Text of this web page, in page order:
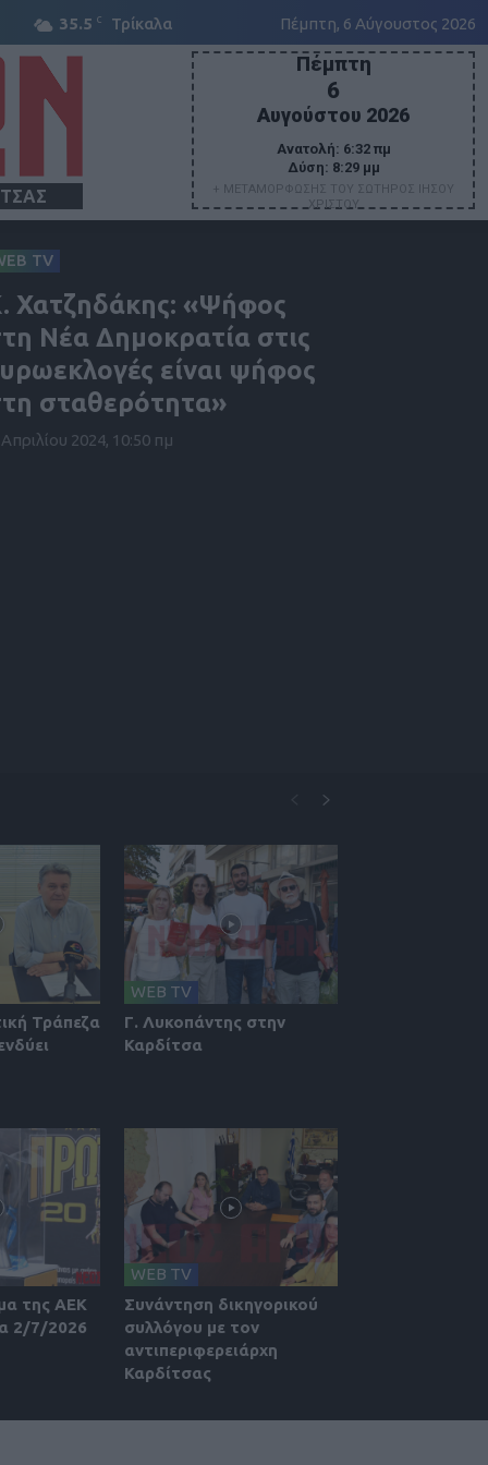
35.5 C Τρίκαλα Πέμπτη, 6 Αύγουστος 2026
Πέμπτη
6
Αυγούστου 2026
Ανατολή: 6:32 πμ
Δύση: 8:29 μμ
+ ΜΕΤΑΜΟΡΦΩΣΗΣ ΤΟΥ ΣΩΤΗΡΟΣ ΙΗΣΟΥ
ΧΡΙΣΤΟΥ
TV
Χατζηδάκης: «Ψήφος
Νέα Δημοκρατία στις
είναι ψήφος
σταθερότητα»
2024, 10:50 πμ
Τράπεζα
WEB TV
Γ. Λυκοπάντης στην
Καρδίτσα
της ΑΕΚ
2/7/2026
WEB TV
Συνάντηση δικηγορικού
συλλόγου με τον
αντιπεριφερειάρχη
Καρδίτσας